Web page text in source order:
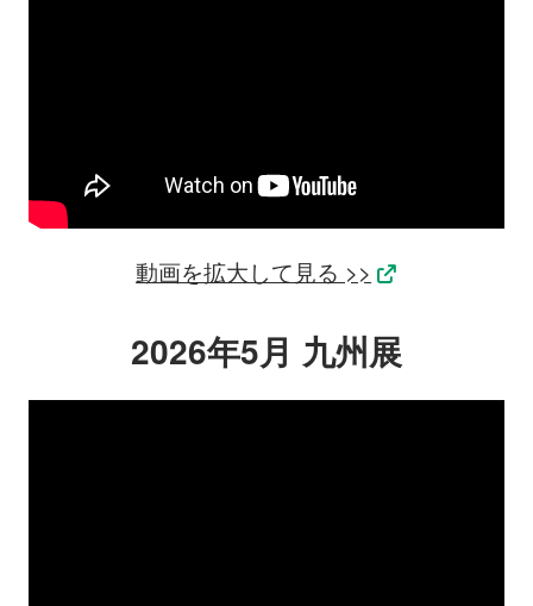
動画を拡大して見る >>
2026年5月 九州展